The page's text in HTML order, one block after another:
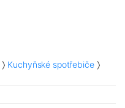
Kuchyňské spotřebiče